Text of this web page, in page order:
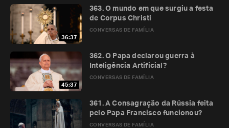
36:37
CONVERSAS DE FAMÍLIA
363. O mundo em que surgiu a festa
de Corpus Christi
45:37
CONVERSAS DE FAMÍLIA
362. O Papa declarou guerra à
Inteligência Artificial?
CONVERSAS DE FAMÍLIA
361. A Consagração da Rússia feita
pelo Papa Francisco funcionou?